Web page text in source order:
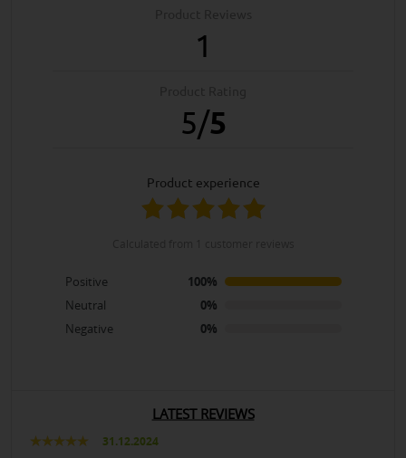
1
5/5
product experience
Positive
100%
Neutral
0%
Negative
0%
LATEST REVIEWS
31.12.2024